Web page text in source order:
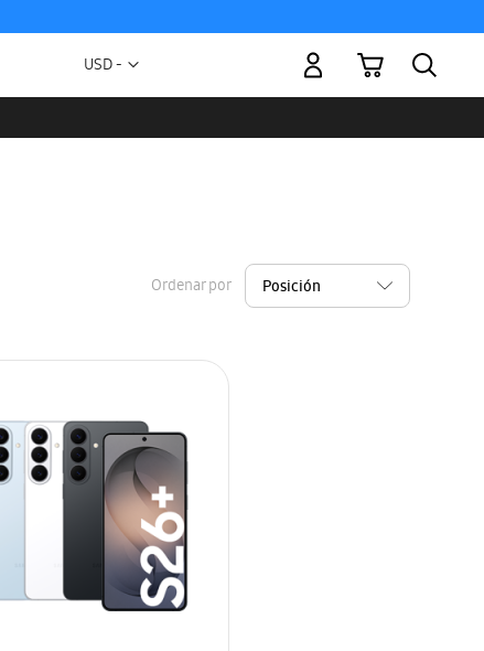
Moneda
USD -
Mi carrito
Ordenar por